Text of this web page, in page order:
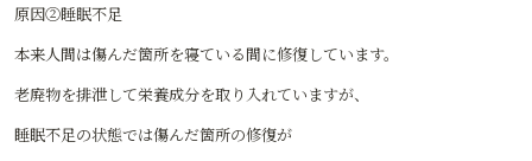
原因②睡眠不足
本来人間は傷んだ箇所を寝ている間に修復しています。
老廃物を排泄して栄養成分を取り入れていますが、
睡眠不足の状態では傷んだ箇所の修復が